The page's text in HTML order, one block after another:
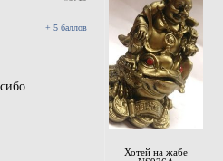
+ 5 баллов
Хотей на жабе